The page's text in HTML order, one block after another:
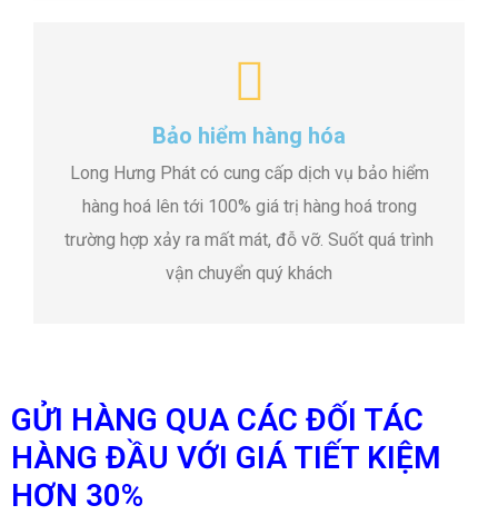
Bảo hiểm hàng hóa
Long Hưng Phát có cung cấp dịch vụ bảo hiểm
hàng hoá lên tới 100% giá trị hàng hoá trong
trường hợp xảy ra mất mát, đỗ vỡ. Suốt quá trình
vận chuyển quý khách
GỬI HÀNG QUA CÁC ĐỐI TÁC
HÀNG ĐẦU VỚI GIÁ TIẾT KIỆM
HƠN 30%